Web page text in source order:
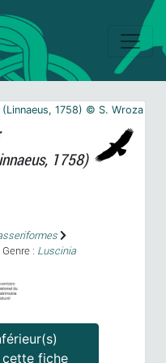
1758)
Genre : Luscinia
agrégé(s) sur cette fiche